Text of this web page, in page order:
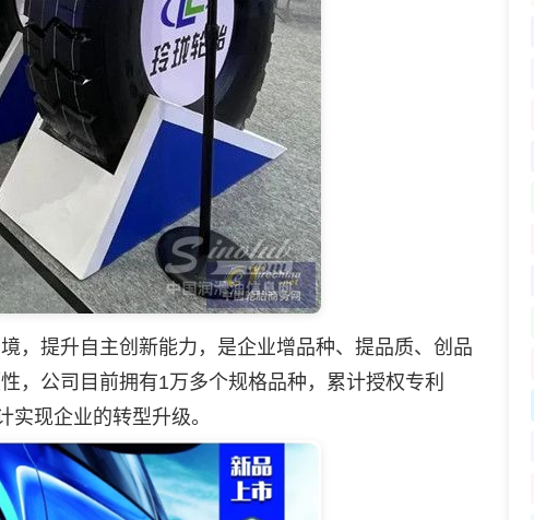
提升自主创新能力，是企业增品种、提品质、创品
，公司目前拥有1万多个规格品种，累计授权专利
现企业的转型升级。